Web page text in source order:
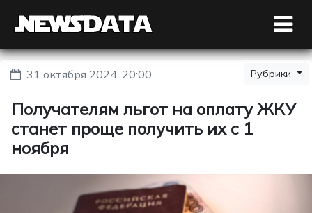
31 октября 2024, 20:00 Рубрики
Получателям льгот на оплату ЖКУ
станет проще получить их с 1
ноября